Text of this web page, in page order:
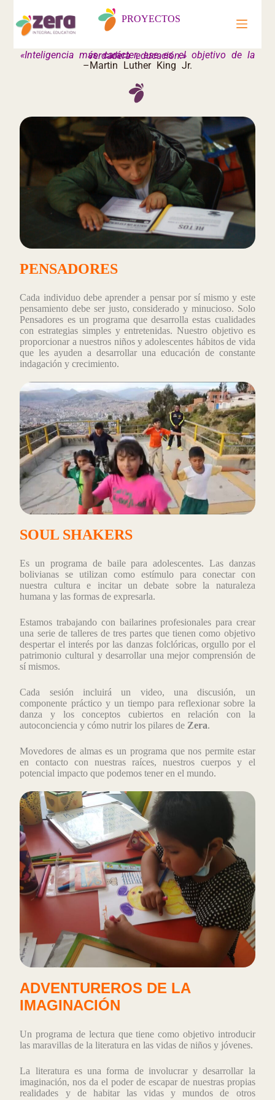
PROYECTOS
«Inteligencia más carácter, ese es el objetivo de la verdadera educación.»
–Martin Luther King Jr.
PENSADORES
Cada individuo debe aprender a pensar por sí mismo y este
pensamiento debe ser justo, considerado y minucioso. Solo
Pensadores es un programa que desarrolla estas cualidades
con estrategias simples y entretenidas. Nuestro objetivo es
proporcionar a nuestros niños y adolescentes hábitos de vida
que les ayuden a desarrollar una educación de constante
indagación y crecimiento.
SOUL SHAKERS
Es un programa de baile para adolescentes. Las danzas
bolivianas se utilizan como estímulo para conectar con
nuestra cultura e incitar un debate sobre la naturaleza
humana y las formas de expresarla.
Estamos trabajando con bailarines profesionales para crear
una serie de talleres de tres partes que tienen como objetivo
despertar el interés por las danzas folclóricas, orgullo por el
patrimonio cultural y desarrollar una mejor comprensión de
sí mismos.
Cada sesión incluirá un video, una discusión, un
componente práctico y un tiempo para reflexionar sobre la
danza y los conceptos cubiertos en relación con la
autoconciencia y cómo nutrir los pilares de Zera.
Movedores de almas es un programa que nos permite estar
en contacto con nuestras raíces, nuestros cuerpos y el
potencial impacto que podemos tener en el mundo.
ADVENTUREROS DE LA
IMAGINACIÓN
Un programa de lectura que tiene como objetivo introducir
las maravillas de la literatura en las vidas de niños y jóvenes.
La literatura es una forma de involucrar y desarrollar la
imaginación, nos da el poder de escapar de nuestras propias
realidades y de habitar las vidas y mundos de otros